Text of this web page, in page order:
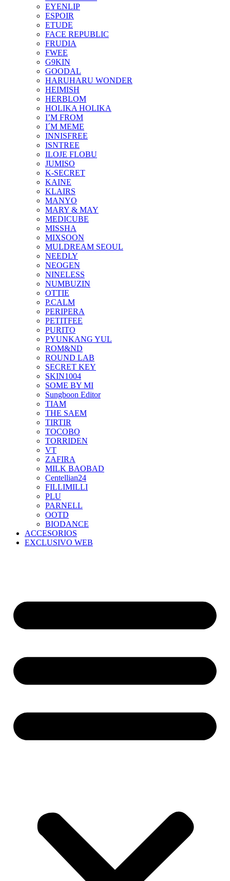
EYENLIP
ESPOIR
ETUDE
FACE REPUBLIC
FRUDIA
FWEE
G9KIN
GOODAL
HARUHARU WONDER
HEIMISH
HERBLOM
HOLIKA HOLIKA
I’M FROM
I´M MEME
INNISFREE
ISNTREE
ILOJE FLOBU
JUMISO
K-SECRET
KAINE
KLAIRS
MANYO
MARY & MAY
MEDICUBE
MISSHA
MIXSOON
MULDREAM SEOUL
NEEDLY
NEOGEN
NINELESS
NUMBUZIN
OTTIE
P.CALM
PERIPERA
PETITFEE
PURITO
PYUNKANG YUL
ROM&ND
ROUND LAB
SECRET KEY
SKIN1004
SOME BY MI
Sungboon Editor
TIAM
THE SAEM
TIRTIR
TOCOBO
TORRIDEN
VT
ZAFIRA
MILK BAOBAD
Centellian24
FILLIMILLI
PLU
PARNELL
OOTD
BIODANCE
ACCESORIOS
EXCLUSIVO WEB